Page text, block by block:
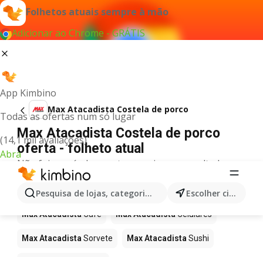
Folhetos atuais sempre à mão
Adicionar ao Chrome - GRÁTIS
App Kimbino
Todas as ofertas num só lugar
(14,1 mil avaliações)
Abra
Pesquisa de lojas, categorias,produtos... Escolher cidade
Max Atacadista Costela de porco
Max Atacadista Costela de porco
oferta - folheto atual
Não foi possível encontrar quaisquer resultados
para este termo.
Mais produtos em Max Atacadista
Max Atacadista Café Max Atacadista Celulares
Max Atacadista Sorvete Max Atacadista Sushi